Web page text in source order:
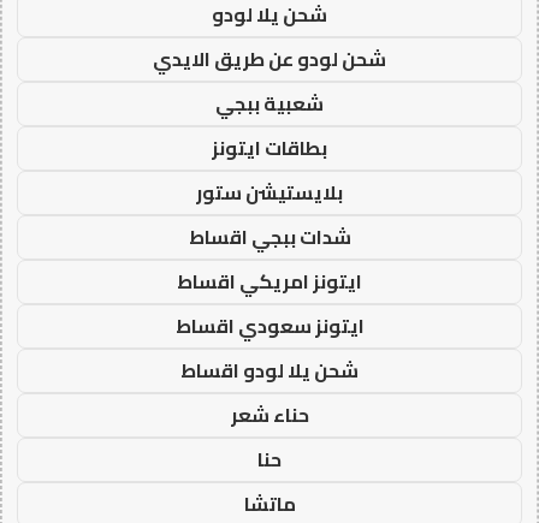
شحن يلا لودو
شحن لودو عن طريق الايدي
شعبية ببجي
بطاقات ايتونز
بلايستيشن ستور
شدات ببجي اقساط
ايتونز امريكي اقساط
ايتونز سعودي اقساط
شحن يلا لودو اقساط
حناء شعر
حنا
ماتشا